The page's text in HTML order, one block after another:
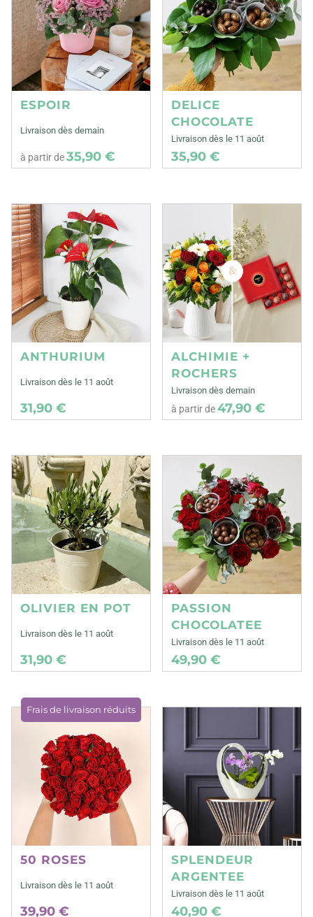
ESPOIR
Livraison dès demain
à partir de35,90 €
DELICE
CHOCOLATE
Livraison dès le 11 août
35,90 €
ANTHURIUM
Livraison dès le 11 août
31,90 €
ALCHIMIE +
ROCHERS
Livraison dès demain
à partir de47,90 €
OLIVIER EN POT
Livraison dès le 11 août
31,90 €
PASSION
CHOCOLATEE
Livraison dès le 11 août
49,90 €
Frais de livraison réduits
50 ROSES
Livraison dès le 11 août
39,90 €
SPLENDEUR
ARGENTEE
Livraison dès le 11 août
40,90 €